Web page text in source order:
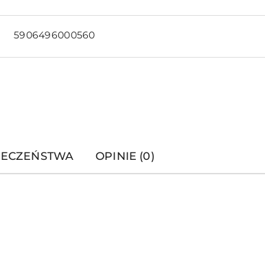
5906496000560
OPINIE (0)